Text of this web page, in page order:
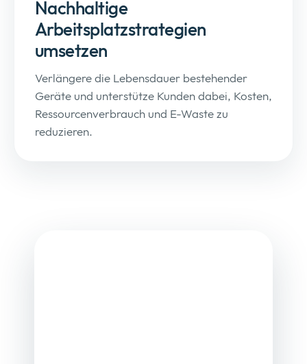
Nachhaltige
Arbeitsplatzstrategien
umsetzen
Verlängere die Lebensdauer bestehender
Geräte und unterstütze Kunden dabei, Kosten,
Ressourcenverbrauch und E-Waste zu
reduzieren.